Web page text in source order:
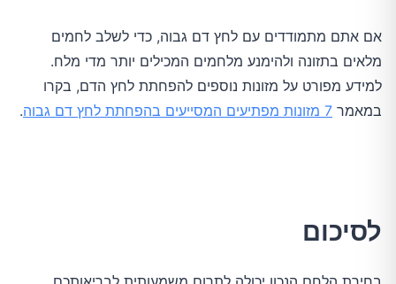
אם אתם מתמודדים עם לחץ דם גבוה, כדי לשלב לחמים
מלאים בתזונה ולהימנע מלחמים המכילים יותר מדי מלח.
למידע מפורט על מזונות נוספים להפחתת לחץ הדם, בקרו
במאמר 7 מזונות מפתיעים המסייעים בהפחתת לחץ דם גבוה .
לסיכום